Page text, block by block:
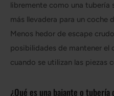
libremente como una tubería
más llevadera para un coche
Menos hedor de escape
posibilidades de mantener el
cuando se utilizan las piezas
¿Qué es una bajante o